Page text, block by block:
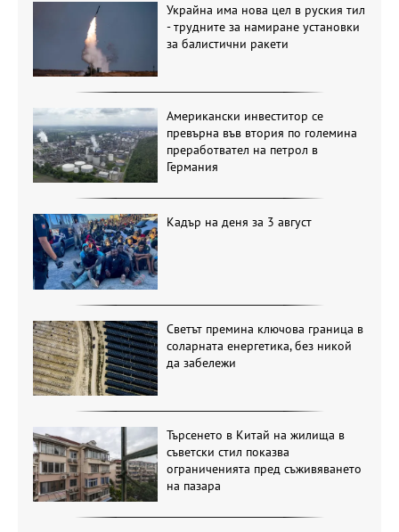
Украйна има нова цел в руския тил
- трудните за намиране установки
за балистични ракети
Американски инвеститор се
превърна във втория по големина
преработвател на петрол в
Германия
Кадър на деня за 3 август
Светът премина ключова граница в
соларната енергетика, без никой
да забележи
Търсенето в Китай на жилища в
съветски стил показва
ограниченията пред съживяването
на пазара